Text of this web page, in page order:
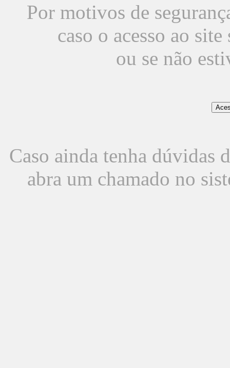
Por motivos de
caso o acesso ao
ou se não
Caso ainda tenha dúvidas
abra um chamado no